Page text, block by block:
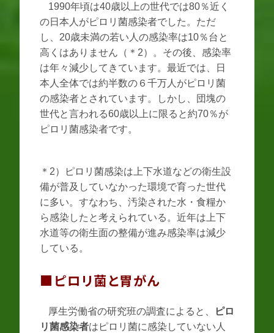
1990年頃は40歳以上の世代では80％近く
の日本人がピロリ菌感染者でした。ただ
し、20歳未満の若い人の感染率は10％台と
高くはありません（＊2）。その後、感染率
は年々減少してきています。最近では、日
本人全体では約半数の６千万人がピロリ菌
の感染者とされています。しかし、団塊の
世代と言われる60歳以上に限ると約70％が
ピロリ菌感染者です。
＊2）ピロリ菌感染は上下水道などの衛生設
備が普及していなかった環境で育った世代
に多い。すなわち、汚染された水・食糧か
ら感染したと考えられている。近年は上下
水道等の衛生面の整備が進み感染率は減少
している。
■ピロリ菌と胃がん
厚生労働省の研究班の調査によると、
ピロ
リ菌感染者はピロリ菌に感染していない人